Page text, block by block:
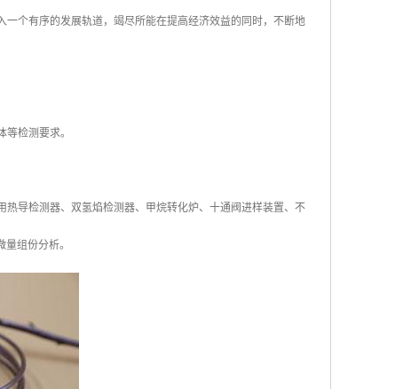
个有序的发展轨道，竭尽所能在提高经济效益的同时，不断地
检测要求。
导检测器、双氢焰检测器、甲烷转化炉、十通阀进样装置、不
组份分析。